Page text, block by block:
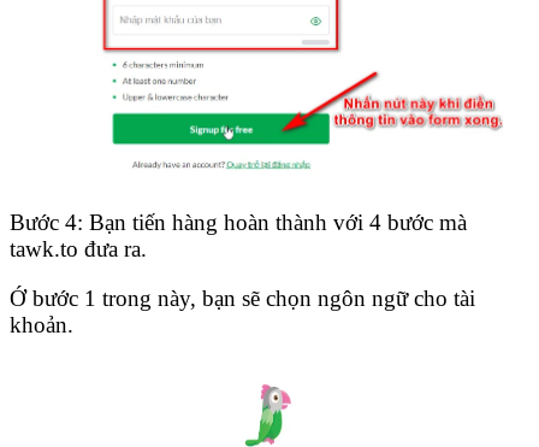
Bước 4: Bạn tiến hàng hoàn thành với 4 bước mà
tawk.to đưa ra.
Ớ bước 1 trong này, bạn sẽ chọn ngôn ngữ cho tài
khoản.